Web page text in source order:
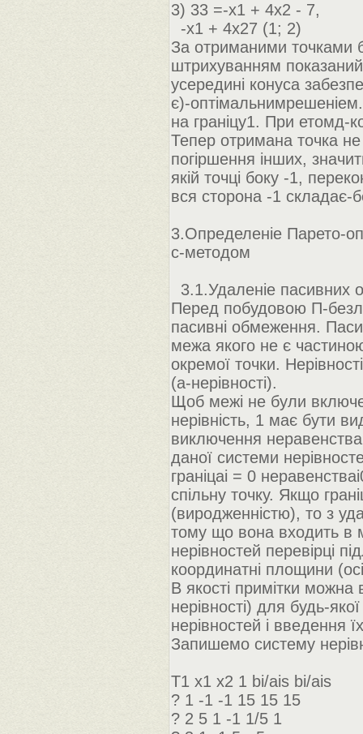
3) 33 =-x1 + 4x2 - 7,
-x1 + 4x27 (1; 2)
За отриманими точками
штрихуванням
усередині конуса
є)-
на граніцу1. При етомд-
Тепер отримана точка
погіршення інших,
якій точці боку -1,
вся сторона -1 складає-
3.Определеніе Парето-
с-методом
3.1.Удаленіе пасивних
Перед побудовою П-
пасивні обмеження.
межа якого не є
окремої точки.
(а-нерівності).
Щоб межі не були
нерівність, 1 має бути
виключення
даної системи
граніцаi = 0
спільну точку. Якщо
(виродженністю), то з
тому що вона входить в
нерівностей перевірці
координатні площини
В якості примітки можна
нерівності) для будь-
нерівностей і введення
Запишемо систему
Т1 х1 х2 1 bi/ais bi/ais
? 1 -1 -1 15 15 15
? 2 5 1 -1 1/5 1